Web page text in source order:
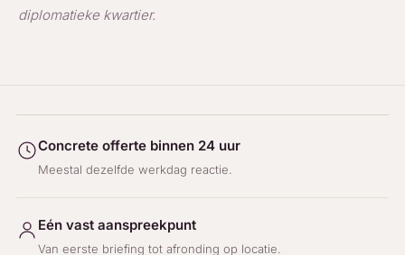
diplomatieke kwartier.
Concrete offerte binnen 24 uur
Meestal dezelfde werkdag reactie.
Eén vast aanspreekpunt
Van eerste briefing tot afronding op locatie.